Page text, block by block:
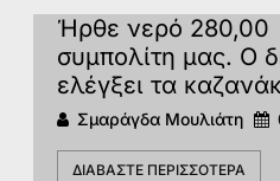
Ήρθε νερό
συμπολίτη μας. Ο
ελέγξει τα
Σμαράγδα Μουλιάτη
ΔΙΑΒΆΣΤΕ ΠΕΡΙΣΣΌΤΕΡΑ